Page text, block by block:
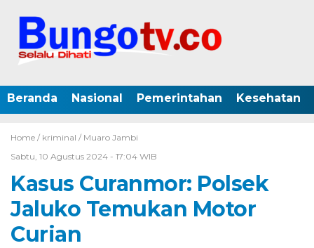
Beranda Nasional Pemerintahan Kesehatan
Home / kriminal / Muaro Jambi
Sabtu, 10 Agustus 2024 - 17:04 WIB
Kasus Curanmor: Polsek
Jaluko Temukan Motor
Curian